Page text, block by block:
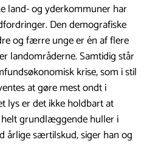
land- og yderkommuner har
Den demografiske
og færre unge er én af flere
landområderne. Samtidig står
krise, som i stil
at gøre mest ondt i
lys er det ikke holdbart at
grundlæggende huller i
årlige særtilskud, siger han og